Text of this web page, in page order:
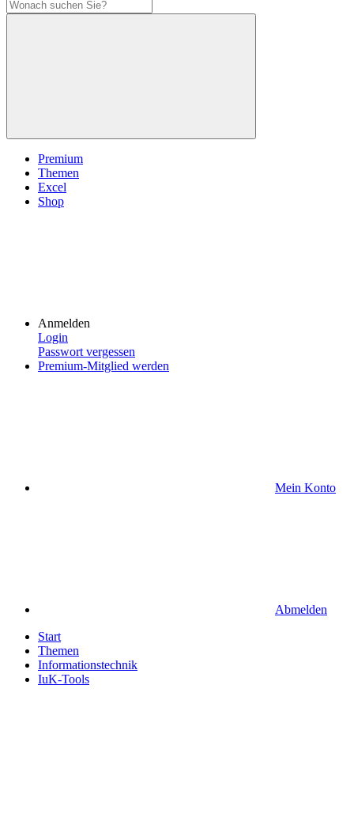
Premium
Themen
Excel
Shop
Anmelden
Login
Passwort vergessen
Premium-Mitglied werden
Mein Konto
Abmelden
Start
Themen
Informationstechnik
IuK-Tools